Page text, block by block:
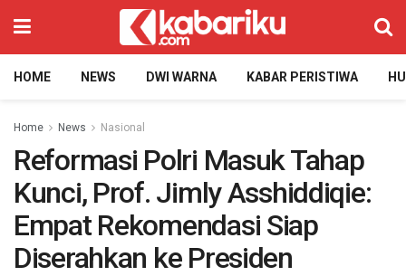
HOME NEWS DWI WARNA KABAR PERISTIWA
Home News Nasional
Reformasi Polri Masuk Tahap
Kunci, Prof. Jimly Asshiddiqie:
Empat Rekomendasi Siap
Diserahkan ke Presiden